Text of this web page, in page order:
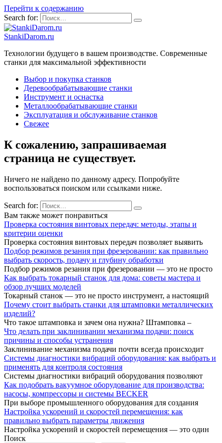
Перейти к содержанию
Search for:
StankiDarom.ru
Технологии будущего в вашем производстве. Современные
станки для максимальной эффективности
Выбор и покупка станков
Деревообрабатывающие станки
Инструмент и оснастка
Металлообрабатывающие станки
Эксплуатация и обслуживание станков
Свежее
К сожалению, запрашиваемая
страница не существует.
Ничего не найдено по данному адресу. Попробуйте
воспользоваться поиском или ссылками ниже.
Search for:
Вам также может понравиться
Проверка состояния винтовых передач: методы, этапы и
критерии оценки
Проверка состояния винтовых передач позволяет выявить
Подбор режимов резания при фрезеровании: как правильно
выбрать скорость, подачу и глубину обработки
Подбор режимов резания при фрезеровании — это не просто
Как выбрать токарный станок для дома: советы мастера и
обзор лучших моделей
Токарный станок — это не просто инструмент, а настоящий
Почему стоит выбрать станки для штамповки металлических
изделий?
Что такое штамповка и зачем она нужна? Штамповка –
Что делать при заклинивании механизма подачи: поиск
причины и способы устранения
Заклинивание механизма подачи почти всегда происходит
Системы диагностики вибраций оборудования: как выбрать и
применять для контроля состояния
Системы диагностики вибраций оборудования позволяют
Как подобрать вакуумное оборудование для производства:
насосы, компрессоры и системы BECKER
При выборе промышленного оборудования для создания
Настройка ускорений и скоростей перемещения: как
правильно выбрать параметры движения
Настройка ускорений и скоростей перемещения — это один
Поиск